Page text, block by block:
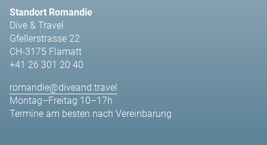
Standort Romandie
Dive & Travel
Gfellerstrasse 22
CH-3175 Flamatt
+41 26 301 20 40
romandie@diveand.travel
Montag–Freitag 10–17h
Termine am besten nach Vereinbarung